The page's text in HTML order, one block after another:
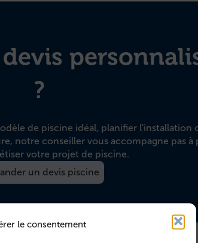
le consentement
?
de piscine idéal, planifier l'installation
notre conseiller vous accompagne pas à
votre projet de piscine.
un devis piscine